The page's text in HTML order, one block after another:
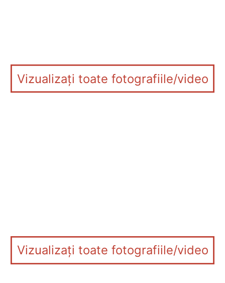
Vizualizați toate fotografiile/video
Vizualizați toate fotografiile/video